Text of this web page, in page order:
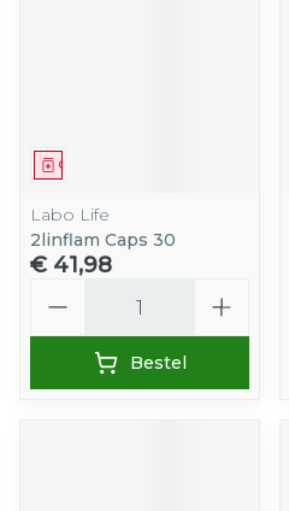
Geneesmiddel
Labo Life
2linflam Caps 30
€ 41,98
Bestel